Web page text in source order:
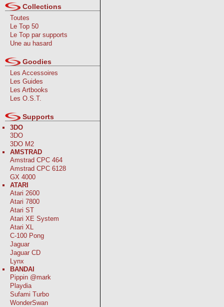
Collections
Toutes
Le Top 50
Le Top par supports
Une au hasard
Goodies
Les Accessoires
Les Guides
Les Artbooks
Les O.S.T.
Supports
3DO
3DO
3DO M2
AMSTRAD
Amstrad CPC 464
Amstrad CPC 6128
GX 4000
ATARI
Atari 2600
Atari 7800
Atari ST
Atari XE System
Atari XL
C-100 Pong
Jaguar
Jaguar CD
Lynx
BANDAI
Pippin @mark
Playdia
Sufami Turbo
WonderSwan